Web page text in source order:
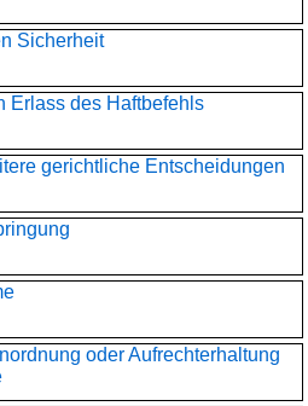
Sicherheit
Erlass des Haftbefehls
gerichtliche Entscheidungen
oder Aufrechterhaltung